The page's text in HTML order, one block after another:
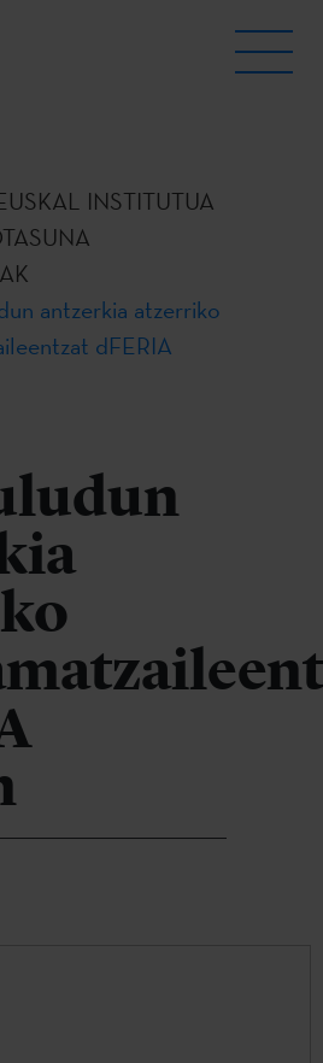
INSTITUTUA
antzerkia atzerriko
dFERIA